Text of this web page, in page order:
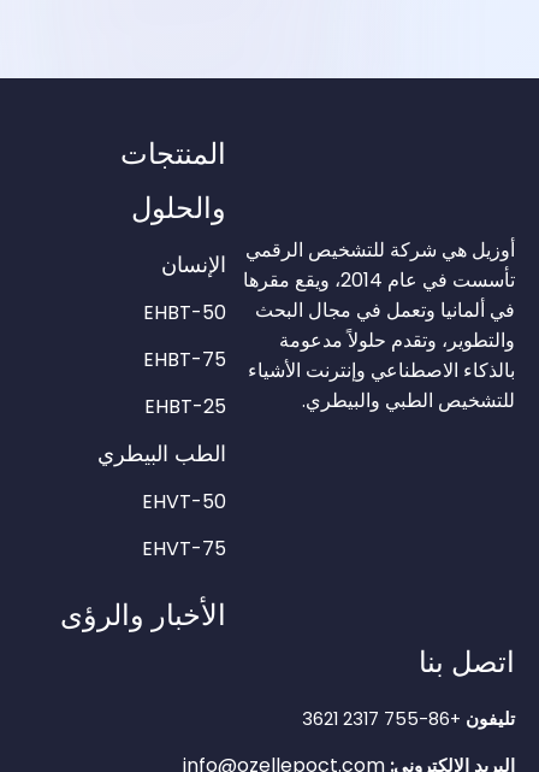
أوزيل هي شركة للتشخيص الرقمي
تأسست في عام 2014، ويقع مقرها
في ألمانيا وتعمل في مجال البحث
والتطوير، وتقدم حلولاً مدعومة
بالذكاء الاصطناعي وإنترنت الأشياء
للتشخيص الطبي والبيطري.
المنتجات
والحلول
الإنسان
EHBT-50
EHBT-75
EHBT-25
الطب البيطري
EHVT-50
EHVT-75
الأخبار والرؤى
اتصل بنا
تليفون +86-755 2317 3621
البريد الإلكتروني: info@ozellepoct.com